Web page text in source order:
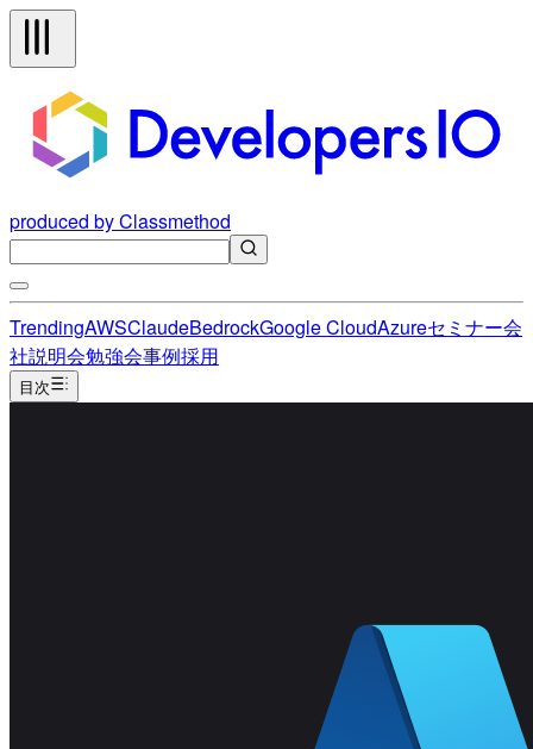
produced by Classmethod
TrendingAWSClaudeBedrockGoogle CloudAzureセミナー会
社説明会勉強会事例採用
目次